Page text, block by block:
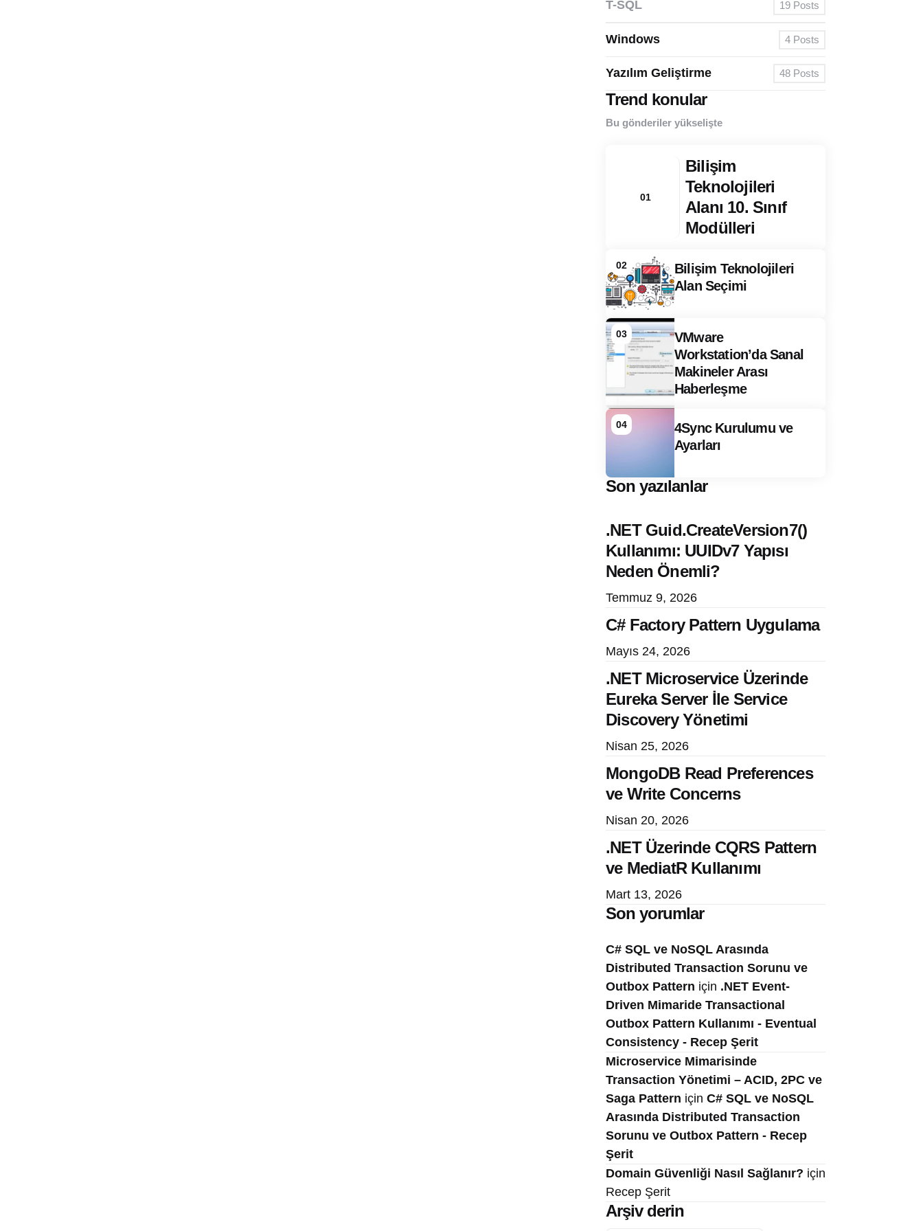
T-SQL 19 Posts
Windows 4 Posts
Yazılım Geliştirme 48 Posts
Trend konular
Bu gönderiler yükselişte
01
Bilişim
Teknolojileri
Alanı 10. Sınıf
Modülleri
02
Bilişim Teknolojileri
Alan Seçimi
03
VMware
Workstation’da Sanal
Makineler Arası
Haberleşme
04
4Sync Kurulumu ve
Ayarları
Son yazılanlar
.NET Guid.CreateVersion7()
Kullanımı: UUIDv7 Yapısı
Neden Önemli?
Temmuz 9, 2026
C# Factory Pattern Uygulama
Mayıs 24, 2026
.NET Microservice Üzerinde
Eureka Server İle Service
Discovery Yönetimi
Nisan 25, 2026
MongoDB Read Preferences
ve Write Concerns
Nisan 20, 2026
.NET Üzerinde CQRS Pattern
ve MediatR Kullanımı
Mart 13, 2026
Son yorumlar
C# SQL ve NoSQL Arasında
Distributed Transaction Sorunu ve
Outbox Pattern için .NET Event-
Driven Mimaride Transactional
Outbox Pattern Kullanımı - Eventual
Consistency - Recep Şerit
Microservice Mimarisinde
Transaction Yönetimi – ACID, 2PC ve
Saga Pattern için C# SQL ve NoSQL
Arasında Distributed Transaction
Sorunu ve Outbox Pattern - Recep
Şerit
Domain Güvenliği Nasıl Sağlanır? için
Recep Şerit
Arşiv derin